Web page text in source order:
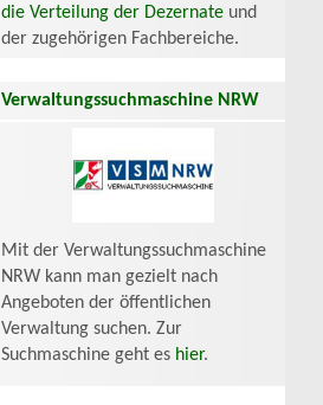
die Verteilung der Dezernate und
der zugehörigen Fachbereiche.
Verwaltungssuchmaschine NRW
Mit der Verwaltungssuchmaschine
NRW kann man gezielt nach
Angeboten der öffentlichen
Verwaltung suchen. Zur
Suchmaschine geht es hier.